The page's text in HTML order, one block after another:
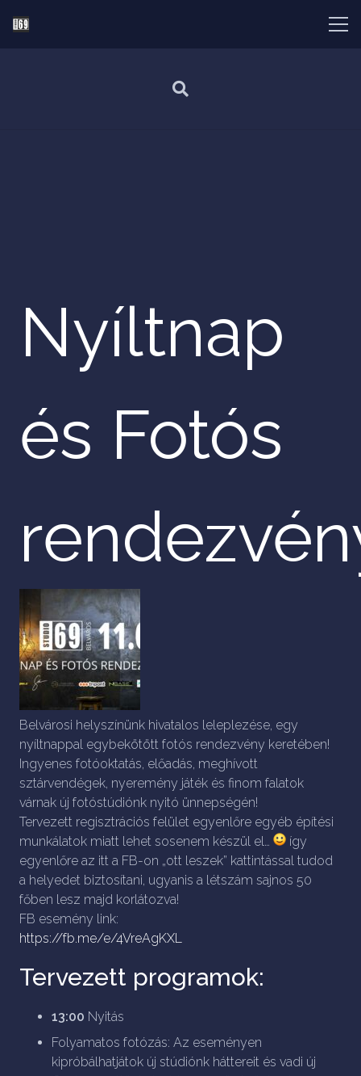
Nyíltnap
és Fotós
Belvárosi helyszínünk hivatalos leleplezése, egy
nyíltnappal egybekötött fotós rendezvény keretében!
Ingyenes fotóoktatás, előadás, meghívott
sztárvendégek, nyeremény játék és finom falatok
várnak új fotóstúdiónk nyitó ünnepségén!
Tervezett regisztrációs felület egyenlőre egyéb építési
munkálatok miatt lehet sosenem készül el…
így
egyenlőre az itt a FB-on „ott leszek” kattintással tudod
a helyedet biztosítani, ugyanis a létszám sajnos 50
főben lesz majd korlátozva!
FB esemény link:
https://fb.me/e/4VreAgKXL
Tervezett programok:
13:00 Nyitás
Folyamatos fotózás: Az eseményen
kipróbálhatjátok új stúdiónk háttereit és vadi új